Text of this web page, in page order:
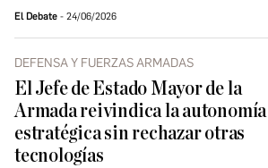
El Debate 24/06/2026
DEFENSA Y FUERZAS ARMADAS
El Jefe de Estado Mayor de la
Armada reivindica la autonomía
estratégica sin rechazar otras
tecnologías